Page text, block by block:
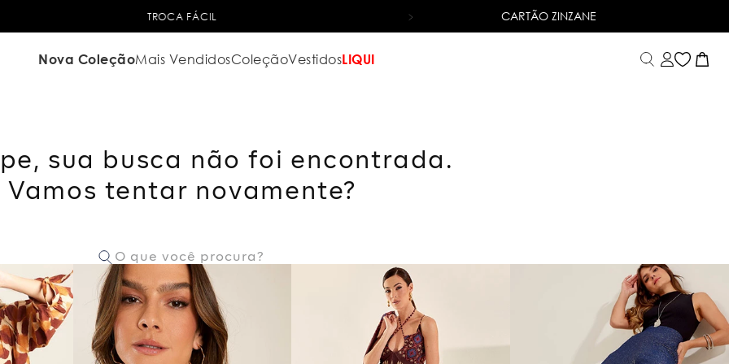
TROCA FÁCIL 6X SEM JUROSNO CARTÃO DE CRÉDITO
CARTÃO ZINZANE
Nova ColeçãoMais VendidosColeçãoVestidosLIQUI
sua busca não foi encontrada.
Vamos tentar novamente?